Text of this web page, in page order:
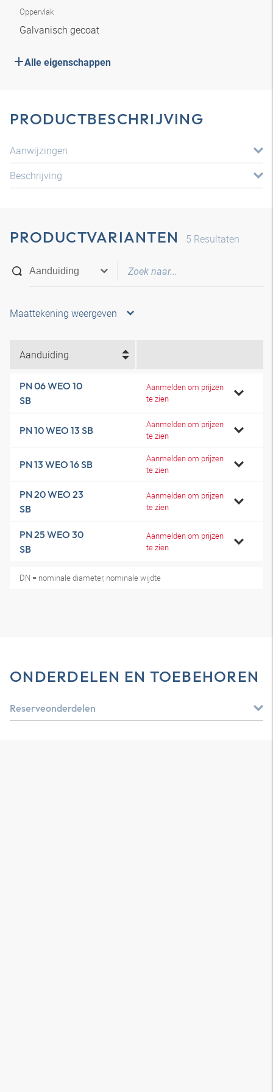
Oppervlak
Galvanisch gecoat
Alle eigenschappen
PRODUCTBESCHRIJVING
Aanwijzingen
Beschrijving
PRODUCTVARIANTEN 5 Resultaten
Maattekening weergeven
Aanduiding
PN 06 WEO 10
SB
Aanmelden om prijzen
te zien
PN 10 WEO 13 SB
Aanmelden om prijzen
te zien
PN 13 WEO 16 SB
Aanmelden om prijzen
te zien
PN 20 WEO 23
SB
Aanmelden om prijzen
te zien
PN 25 WEO 30
SB
Aanmelden om prijzen
te zien
DN = nominale diameter, nominale wijdte
ONDERDELEN EN TOEBEHOREN
Reserveonderdelen